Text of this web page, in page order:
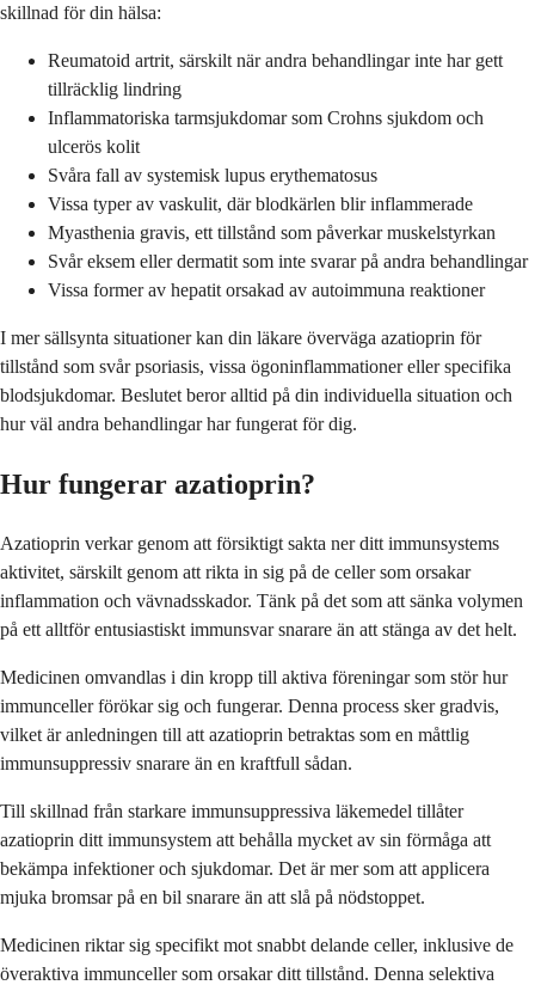
skillnad för din hälsa:
Reumatoid artrit, särskilt när andra behandlingar inte har gett
tillräcklig lindring
Inflammatoriska tarmsjukdomar som Crohns sjukdom och
ulcerös kolit
Svåra fall av systemisk lupus erythematosus
Vissa typer av vaskulit, där blodkärlen blir inflammerade
Myasthenia gravis, ett tillstånd som påverkar muskelstyrkan
Svår eksem eller dermatit som inte svarar på andra behandlingar
Vissa former av hepatit orsakad av autoimmuna reaktioner
I mer sällsynta situationer kan din läkare överväga azatioprin för
tillstånd som svår psoriasis, vissa ögoninflammationer eller specifika
blodsjukdomar. Beslutet beror alltid på din individuella situation och
hur väl andra behandlingar har fungerat för dig.
Hur fungerar azatioprin?
Azatioprin verkar genom att försiktigt sakta ner ditt immunsystems
aktivitet, särskilt genom att rikta in sig på de celler som orsakar
inflammation och vävnadsskador. Tänk på det som att sänka volymen
på ett alltför entusiastiskt immunsvar snarare än att stänga av det helt.
Medicinen omvandlas i din kropp till aktiva föreningar som stör hur
immunceller förökar sig och fungerar. Denna process sker gradvis,
vilket är anledningen till att azatioprin betraktas som en måttlig
immunsuppressiv snarare än en kraftfull sådan.
Till skillnad från starkare immunsuppressiva läkemedel tillåter
azatioprin ditt immunsystem att behålla mycket av sin förmåga att
bekämpa infektioner och sjukdomar. Det är mer som att applicera
mjuka bromsar på en bil snarare än att slå på nödstoppet.
Medicinen riktar sig specifikt mot snabbt delande celler, inklusive de
överaktiva immunceller som orsakar ditt tillstånd. Denna selektiva